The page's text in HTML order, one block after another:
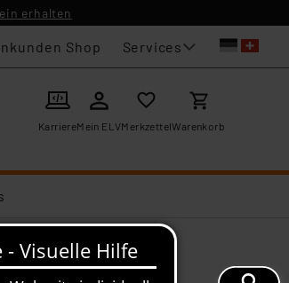
erhalten
Shop Services
KarriereMein ELVMerkzettelWarenkorb